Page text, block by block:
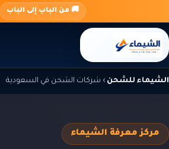
المحتوى
🚚 من الباب إلى الباب
الشيماء للشحن › شركات الشحن في السعودية
مركز معرفة الشيماء